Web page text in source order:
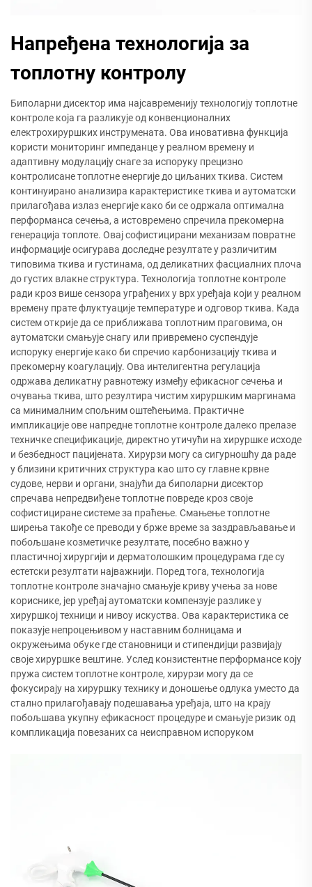
Напређена технологија за
топлотну контролу
Биполарни дисектор има најсавременију технологију топлотне
контроле која га разликује од конвенционалних
електрохируршких инструмената. Ова иновативна функција
користи мониторинг импеданце у реалном времену и
адаптивну модулацију снаге за испоруку прецизно
контролисане топлотне енергије до циљаних ткива. Систем
континуирано анализира карактеристике ткива и аутоматски
прилагођава излаз енергије како би се одржала оптимална
перформанса сечења, а истовремено спречила прекомерна
генерација топлоте. Овај софистицирани механизам повратне
информације осигурава доследне резултате у различитим
типовима ткива и густинама, од деликатних фасциалних плоча
до густих влакне структура. Технологија топлотне контроле
ради кроз више сензора уграђених у врх уређаја који у реалном
времену прате флуктуације температуре и одговор ткива. Када
систем открије да се приближава топлотним праговима, он
аутоматски смањује снагу или привремено суспендује
испоруку енергије како би спречио карбонизацију ткива и
прекомерну коагулацију. Ова интелигентна регулација
одржава деликатну равнотежу између ефикасног сечења и
очувања ткива, што резултира чистим хируршким маргинама
са минималним спољним оштећењима. Практичне
импликације ове напредне топлотне контроле далеко прелазе
техничке спецификације, директно утичући на хируршке исходе
и безбедност пацијената. Хирурзи могу са сигурношћу да раде
у близини критичних структура као што су главне крвне
судове, нерви и органи, знајући да биполарни дисектор
спречава непредвиђене топлотне повреде кроз своје
софистициране системе за праћење. Смањење топлотне
ширења такође се преводи у брже време за заздрављавање и
побољшане козметичке резултате, посебно важно у
пластичној хирургији и дерматолошким процедурама где су
естетски резултати најважнији. Поред тога, технологија
топлотне контроле значајно смањује криву учења за нове
кориснике, јер уређај аутоматски компензује разлике у
хируршкој техници и нивоу искуства. Ова карактеристика се
показује непроцењивом у наставним болницама и
окружењима обуке где становници и стипендијци развијају
своје хируршке вештине. Услед конзистентне перформансе коју
пружа систем топлотне контроле, хирурзи могу да се
фокусирају на хируршку технику и доношење одлука уместо да
стално прилагођавају подешавања уређаја, што на крају
побољшава укупну ефикасност процедуре и смањује ризик од
компликација повезаних са неисправном испоруком